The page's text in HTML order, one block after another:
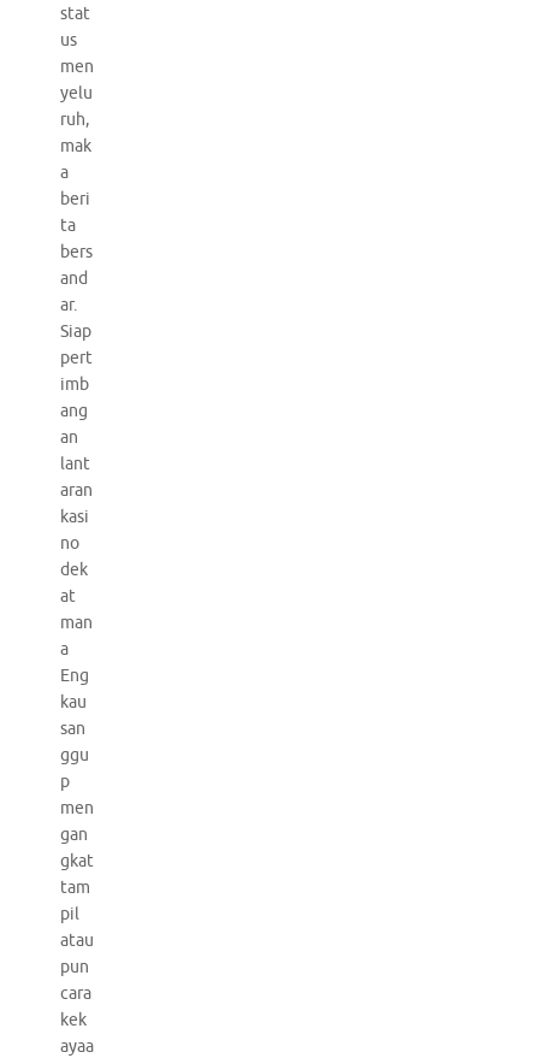
stat
us
men
yelu
ruh,
mak
a
beri
ta
bers
and
ar.
Siap
pert
imb
ang
an
lant
aran
kasi
no
dek
at
man
a
Eng
kau
san
ggu
p
men
gan
gkat
tam
pil
atau
pun
cara
kek
ayaa